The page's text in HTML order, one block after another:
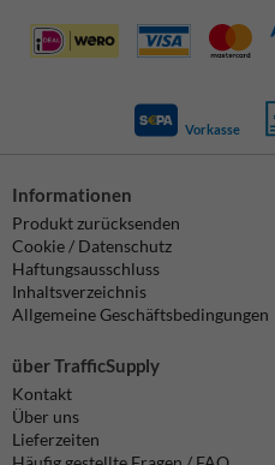
Vorkasse
Informationen
Produkt zurücksenden
Cookie / Datenschutz
Haftungsausschluss
Inhaltsverzeichnis
Allgemeine Geschäftsbedingungen
über TrafficSupply
Kontakt
Über uns
Lieferzeiten